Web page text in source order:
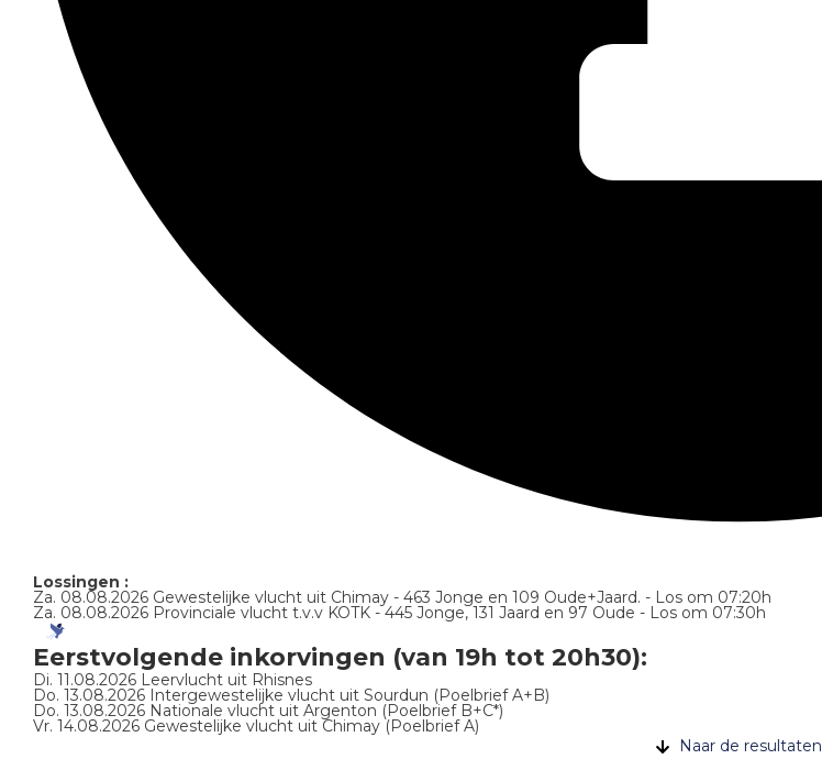
Lossingen :
Za. 08.08.2026 Gewestelijke vlucht uit Chimay - 463 Jonge en 109 Oude+Jaard. - Los om 07:20h
Za. 08.08.2026 Provinciale vlucht t.v.v KOTK - 445 Jonge, 131 Jaard en 97 Oude - Los om 07:30h
Eerstvolgende inkorvingen (van 19h tot 20h30):
Di. 11.08.2026 Leervlucht uit Rhisnes
Do. 13.08.2026 Intergewestelijke vlucht uit Sourdun (Poelbrief A+B)
Do. 13.08.2026 Nationale vlucht uit Argenton (Poelbrief B+C*)
Vr. 14.08.2026 Gewestelijke vlucht uit Chimay (Poelbrief A)
Naar de resultaten